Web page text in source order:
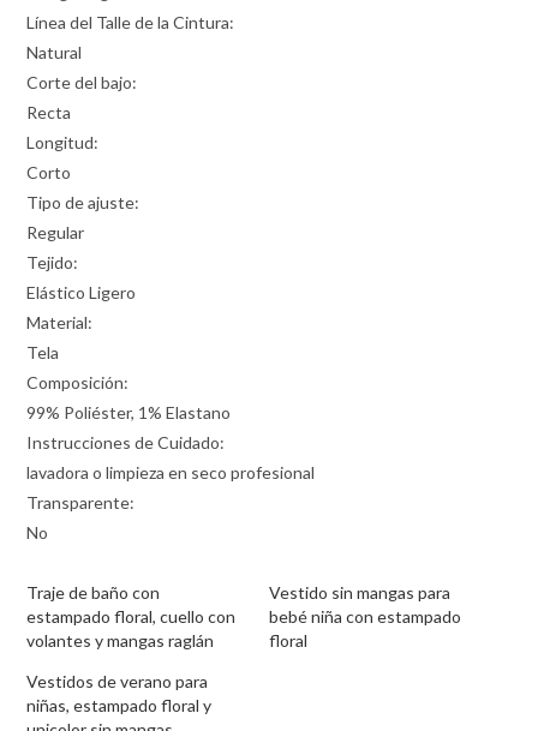
Línea del Talle de la Cintura:
Natural
Corte del bajo:
Recta
Longitud:
Corto
Tipo de ajuste:
Regular
Tejido:
Elástico Ligero
Material:
Tela
Composición:
99% Poliéster, 1% Elastano
Instrucciones de Cuidado:
lavadora o limpieza en seco profesional
Transparente:
No
Traje de baño con
estampado floral, cuello con
volantes y mangas raglán
Vestido sin mangas para
bebé niña con estampado
floral
Vestidos de verano para
niñas, estampado floral y